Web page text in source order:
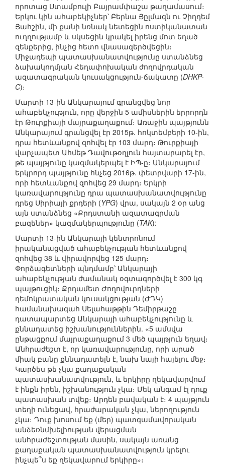
որոտաց Ստամբուլի Բայրամփաշա թաղամասում։
Երկու կին ահաբեկիչներ՝ Բերնա Յըլմազն ու Չիղդեմ
Յահշին, մի քանի նռնակ նետեցին ոստիկանատան
ուղղությամբ և սկսեցին կրակել իրենց մոտ եղած
զենքերից, ինչից հետո վնասազերծվեցին։
Միջադեպի պատասխանատվությունը ստանձնեց
ձախակողմյան Հեղափոխական ժողովրդական
ազատագրական կուսակցություն-ճակատը (DHKP-
C)։
Մարտի 13-ին Անկարայում գրանցվեց նոր
ահաբեկչություն, որը վերջին 5 ամիսներին երրորդն
էր Թուրքիայի մայրաքաղաքում։ Առաջին պայթյունն
Անկարայում գրանցվել էր 2015թ. հոկտեմբերի 10-ին,
դրա հետևանքով զոհվել էր 103 մարդ։ Թուրքիայի
վարչապետ Ահմեթ Դավութօղլուն հայտարարել էր,
թե պայթյունը կազմակերպել է ԻՊ-ը։ Անկարայում
երկրորդ պայթյունը հնչեց 2016թ. փետրվարի 17-ին,
որի հետևանքով զոհվեց 29 մարդ։ Երկրի
կառավարությունը դրա պատասխանատվությունը
դրեց Սիրիայի քրդերի (YPG) վրա, սակայն 2 օր անց
այն ստանձնեց «Քրդստանի ազատագրման
բազեներ» կազմակերպությունը (TAK):
Մարտի 13-ին Անկարայի կենտրոնում
իրականացված ահաբեկչության հետևանքով
զոհվեց 38 և վիրավորվեց 125 մարդ։
Փորձագետների պնդմամբ՝ Անկարայի
ահաբեկչության ժամանակ օգտագործվել է 300 կգ
պայթուցիկ։ Քրդամետ Ժողովուրդների
դեմոկրատական կուսակցության (ԺԴԿ)
համանախագահ Սելահաթթին Դեմիրթաշը
դատապարտեց Անկարայի ահաբեկչությունը և
քննադատեց իշխանություններին. «5 ամսվա
ընթացքում մայրաքաղաքում 3 մեծ պայթյուն եղավ։
Անհրաժեշտ է, որ կառավարությունը, որի արած
միակ բանը քննադատելն է, նախ նայի հայելու մեջ։
Կարծես թե չկա քաղաքական
պատասխանատվություն, և երկիրը ղեկավարվում
է ինքն իրեն, իշխանություն չկա։ Մեկ անգամ էլ դուք
պատասխան տվեք։ Արդեն բավական է։ 4 պայթյուն
տեղի ունեցավ, հրաժարական չկա, ներողություն
չկա։ Դուք խոսում եք (մեր) պատգամավորական
անձեռնմխելիության վերացման
անհրաժեշտության մասին, սակայն առանց
քաղաքական պատասխանատվություն կրելու
ինչպե՞ս եք ղեկավարում երկիրը»։